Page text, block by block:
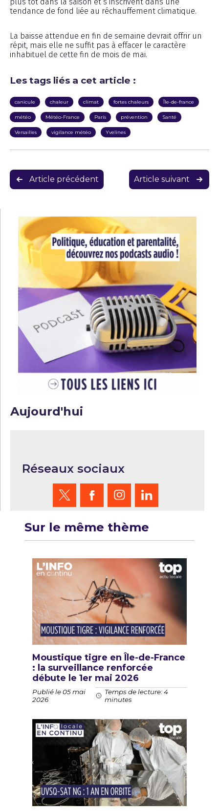
tendance de fond liée au réchauffement climatique.
La baisse attendue en fin de semaine devrait offrir un
répit, mais elle ne suffit pas à effacer le caractère
inhabituel de cette fin de mois de mai.
Les tags liés a cet article :
canicule chaleur climat fortes chaleurs Île-de-france
météo Météo-France Paris prévention Santé
Versailles vigilance météo Yvelines
Navigation
de
Article précédent Article suivant
Aujourd'hui
Réseaux sociaux
Sur le même thème
Moustique tigre en Île-de-France
: la surveillance renforcée
débute le 1er mai 2026
Publié le 05 mai
2026
Temps de lecture: 4
minutes